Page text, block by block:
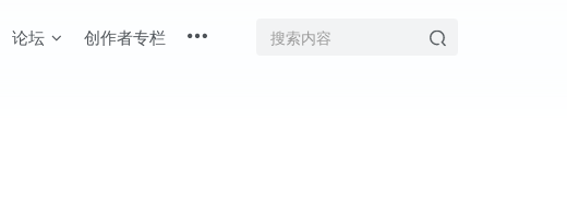
论坛 创作者专栏